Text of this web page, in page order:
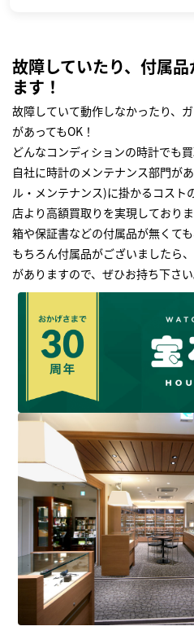
故障していたり、付属
ます！
故障していて動作しなかったり、
があってもOK！
どんなコンディションの時計でも
自社に時計のメンテナンス部門が
ル・メンテナンス)に掛かるコスト
店より高額買取りを実現しており
箱や保証書などの付属品が無くても
もちろん付属品がございましたら
がありますので、ぜひお持ち下さい